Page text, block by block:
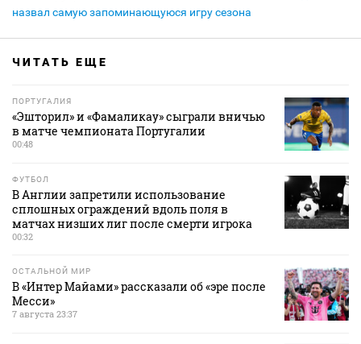
назвал самую запоминающуюся игру сезона
ЧИТАТЬ ЕЩЕ
ПОРТУГАЛИЯ
«Эшторил» и «Фамаликау» сыграли вничью
в матче чемпионата Португалии
00:48
ФУТБОЛ
В Англии запретили использование
сплошных ограждений вдоль поля в
матчах низших лиг после смерти игрока
00:32
ОСТАЛЬНОЙ МИР
В «Интер Майами» рассказали об «эре после
Месси»
7 августа 23:37